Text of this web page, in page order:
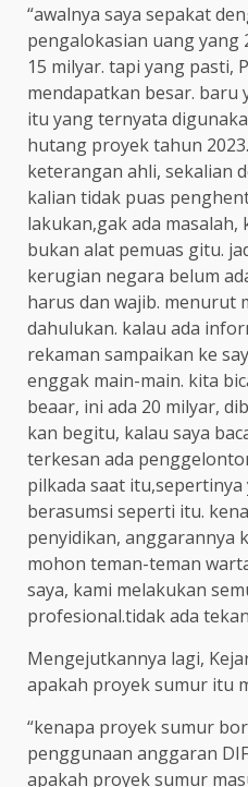
“awalnya saya sepakat
pengalokasian uang yang
15 milyar. tapi yang pasti,
mendapatkan besar. baru
itu yang ternyata
hutang proyek tahun
keterangan ahli, sekalian
kalian tidak puas
lakukan,gak ada masalah,
bukan alat pemuas gitu.
kerugian negara belum
harus dan wajib. menurut
dahulukan. kalau ada
rekaman sampaikan ke
enggak main-main. kita
beaar, ini ada 20 milyar,
kan begitu, kalau saya
terkesan ada
pilkada saat itu,sepertinya
berasumsi seperti itu.
penyidikan, anggarannya
mohon teman-teman
saya, kami melakukan
profesional.tidak ada
Mengejutkannya lagi,
apakah proyek sumur itu
“kenapa proyek sumur
penggunaan anggaran
apakah proyek sumur